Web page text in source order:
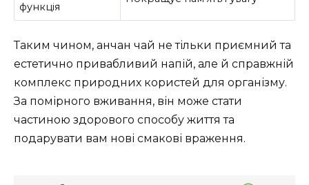
функція
Таким чином, анчан чай не тільки приємний та
естетично привабливий напій, але й справжній
комплекс природних користей для організму.
За помірного вживання, він може стати
частиною здорового способу життя та
подарувати вам нові смакові враження.